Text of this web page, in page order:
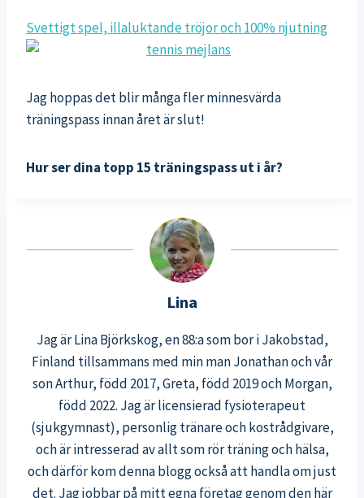
Svettigt spel, illaluktande tröjor och 100% njutning
Jag hoppas det blir många fler minnesvärda
träningspass innan året är slut!
Hur ser dina topp 15 träningspass ut i år?
Lina
Jag är Lina Björkskog, en 88:a som bor i Jakobstad,
Finland tillsammans med min man Jonathan och vår
son Arthur, född 2017, Greta, född 2019 och Morgan,
född 2022. Jag är licensierad fysioterapeut
(sjukgymnast), personlig tränare och kostrådgivare,
och är intresserad av allt som rör träning och hälsa,
och därför kom denna blogg också att handla om just
det. Jag jobbar på mitt egna företag genom den här